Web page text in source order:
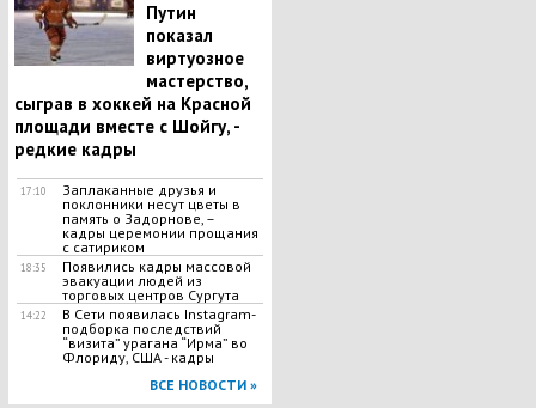
Путин
показал
виртуозное
мастерство,
сыграв в хоккей на Красной
площади вместе с Шойгу, -
редкие кадры
17:10
Заплаканные друзья и
поклонники несут цветы в
память о Задорнове, –
кадры церемонии прощания
с сатириком
18:35
Появились кадры массовой
эвакуации людей из
торговых центров Сургута
14:22
В Сети появилась Іnstagram-
подборка последствий
“визита” урагана “Ирма” во
Флориду, США - кадры
ВСЕ НОВОСТИ »